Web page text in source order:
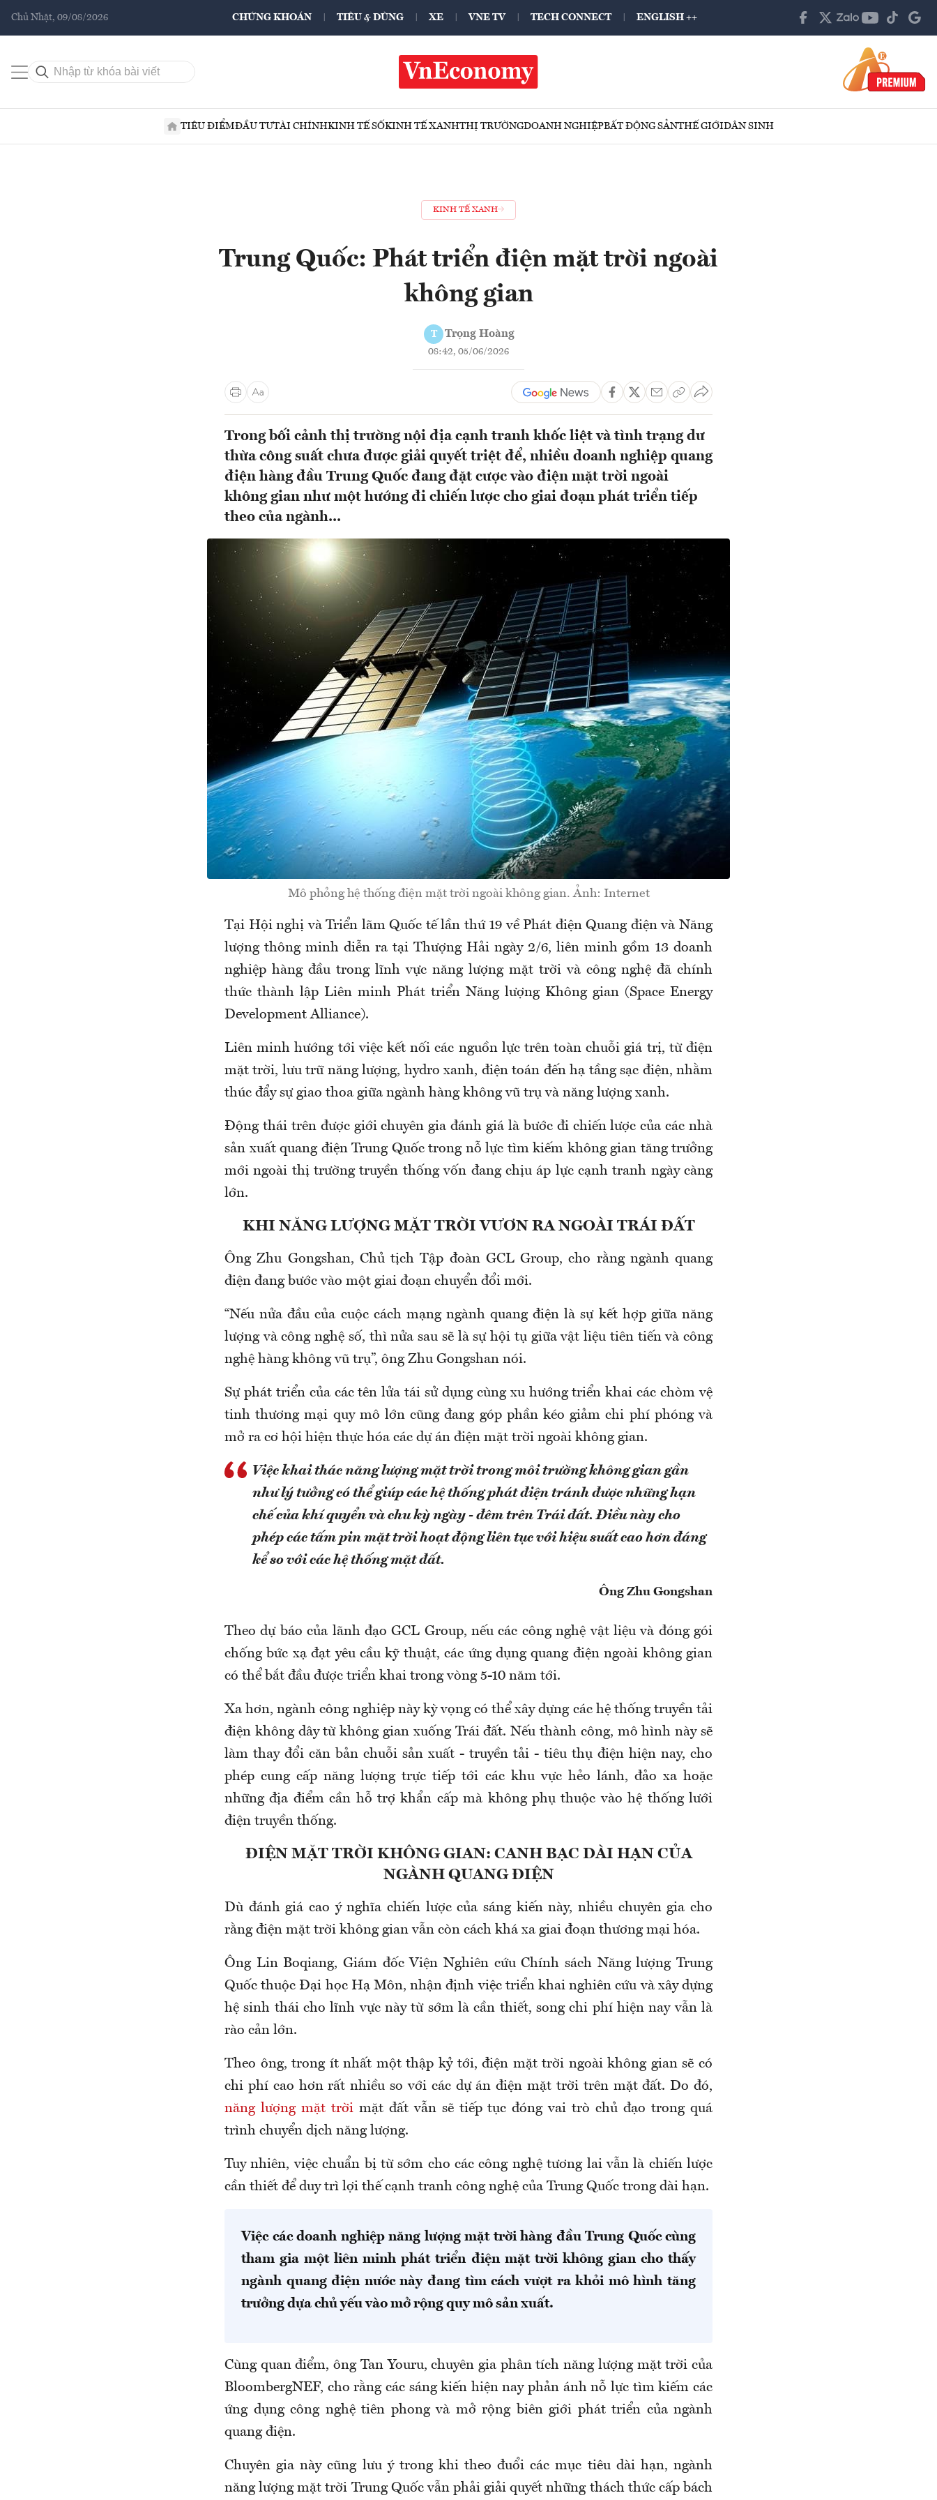
Chủ Nhật, 09/08/2026 CHỨNG KHOÁN TIÊU & DÙNG XE VNE TV TECH CONNECT ENGLISH ++
TIÊU ĐIỂMĐẦU TƯTÀI CHÍNHKINH TẾ SỐKINH TẾ XANHTHỊ TRƯỜNGDOANH NGHIỆPBẤT ĐỘNG SẢNTHẾ GIỚIDÂN SINH
KINH TẾ XANH
Trung Quốc: Phát triển điện mặt trời ngoài
không gian
T Trọng Hoàng
08:42, 05/06/2026
Trong bối cảnh thị trường nội địa cạnh tranh khốc liệt và tình trạng dư
thừa công suất chưa được giải quyết triệt để, nhiều doanh nghiệp quang
điện hàng đầu Trung Quốc đang đặt cược vào điện mặt trời ngoài
không gian như một hướng đi chiến lược cho giai đoạn phát triển tiếp
theo của ngành...
Mô phỏng hệ thống điện mặt trời ngoài không gian. Ảnh: Internet
Tại Hội nghị và Triển lãm Quốc tế lần thứ 19 về Phát điện Quang điện và Năng
lượng thông minh diễn ra tại Thượng Hải ngày 2/6, liên minh gồm 13 doanh
nghiệp hàng đầu trong lĩnh vực năng lượng mặt trời và công nghệ đã chính
thức thành lập Liên minh Phát triển Năng lượng Không gian (Space Energy
Development Alliance).
Liên minh hướng tới việc kết nối các nguồn lực trên toàn chuỗi giá trị, từ điện
mặt trời, lưu trữ năng lượng, hydro xanh, điện toán đến hạ tầng sạc điện, nhằm
thúc đẩy sự giao thoa giữa ngành hàng không vũ trụ và năng lượng xanh.
Động thái trên được giới chuyên gia đánh giá là bước đi chiến lược của các nhà
sản xuất quang điện Trung Quốc trong nỗ lực tìm kiếm không gian tăng trưởng
mới ngoài thị trường truyền thống vốn đang chịu áp lực cạnh tranh ngày càng
lớn.
KHI NĂNG LƯỢNG MẶT TRỜI VƯƠN RA NGOÀI TRÁI ĐẤT
Ông Zhu Gongshan, Chủ tịch Tập đoàn GCL Group, cho rằng ngành quang
điện đang bước vào một giai đoạn chuyển đổi mới.
“Nếu nửa đầu của cuộc cách mạng ngành quang điện là sự kết hợp giữa năng
lượng và công nghệ số, thì nửa sau sẽ là sự hội tụ giữa vật liệu tiên tiến và công
nghệ hàng không vũ trụ”, ông Zhu Gongshan nói.
Sự phát triển của các tên lửa tái sử dụng cùng xu hướng triển khai các chòm vệ
tinh thương mại quy mô lớn cũng đang góp phần kéo giảm chi phí phóng và
mở ra cơ hội hiện thực hóa các dự án điện mặt trời ngoài không gian.
Việc khai thác năng lượng mặt trời trong môi trường không gian gần
như lý tưởng có thể giúp các hệ thống phát điện tránh được những hạn
chế của khí quyển và chu kỳ ngày - đêm trên Trái đất. Điều này cho
phép các tấm pin mặt trời hoạt động liên tục với hiệu suất cao hơn đáng
kể so với các hệ thống mặt đất.
Ông Zhu Gongshan
Theo dự báo của lãnh đạo GCL Group, nếu các công nghệ vật liệu và đóng gói
chống bức xạ đạt yêu cầu kỹ thuật, các ứng dụng quang điện ngoài không gian
có thể bắt đầu được triển khai trong vòng 5-10 năm tới.
Xa hơn, ngành công nghiệp này kỳ vọng có thể xây dựng các hệ thống truyền tải
điện không dây từ không gian xuống Trái đất. Nếu thành công, mô hình này sẽ
làm thay đổi căn bản chuỗi sản xuất - truyền tải - tiêu thụ điện hiện nay, cho
phép cung cấp năng lượng trực tiếp tới các khu vực hẻo lánh, đảo xa hoặc
những địa điểm cần hỗ trợ khẩn cấp mà không phụ thuộc vào hệ thống lưới
điện truyền thống.
ĐIỆN MẶT TRỜI KHÔNG GIAN: CANH BẠC DÀI HẠN CỦA
NGÀNH QUANG ĐIỆN
Dù đánh giá cao ý nghĩa chiến lược của sáng kiến này, nhiều chuyên gia cho
rằng điện mặt trời không gian vẫn còn cách khá xa giai đoạn thương mại hóa.
Ông Lin Boqiang, Giám đốc Viện Nghiên cứu Chính sách Năng lượng Trung
Quốc thuộc Đại học Hạ Môn, nhận định việc triển khai nghiên cứu và xây dựng
hệ sinh thái cho lĩnh vực này từ sớm là cần thiết, song chi phí hiện nay vẫn là
rào cản lớn.
Theo ông, trong ít nhất một thập kỷ tới, điện mặt trời ngoài không gian sẽ có
chi phí cao hơn rất nhiều so với các dự án điện mặt trời trên mặt đất. Do đó,
năng lượng mặt trờimặt đất vẫn sẽ tiếp tục đóng vai trò chủ đạo trong quá
trình chuyển dịch năng lượng.
Tuy nhiên, việc chuẩn bị từ sớm cho các công nghệ tương lai vẫn là chiến lược
cần thiết để duy trì lợi thế cạnh tranh công nghệ của Trung Quốc trong dài hạn.
Việc các doanh nghiệp năng lượng mặt trời hàng đầu Trung Quốc cùng
tham gia một liên minh phát triển điện mặt trời không gian cho thấy
ngành quang điện nước này đang tìm cách vượt ra khỏi mô hình tăng
trưởng dựa chủ yếu vào mở rộng quy mô sản xuất.
Cùng quan điểm, ông Tan Youru, chuyên gia phân tích năng lượng mặt trời của
BloombergNEF, cho rằng các sáng kiến hiện nay phản ánh nỗ lực tìm kiếm các
ứng dụng công nghệ tiên phong và mở rộng biên giới phát triển của ngành
quang điện.
Chuyên gia này cũng lưu ý trong khi theo đuổi các mục tiêu dài hạn, ngành
năng lượng mặt trời Trung Quốc vẫn phải giải quyết những thách thức cấp bách